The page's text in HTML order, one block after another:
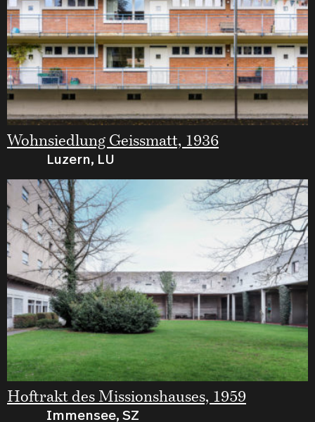
Wohnsiedlung Geissmatt, 1936
Luzern, LU
Hoftrakt des Missionshauses, 1959
Immensee, SZ